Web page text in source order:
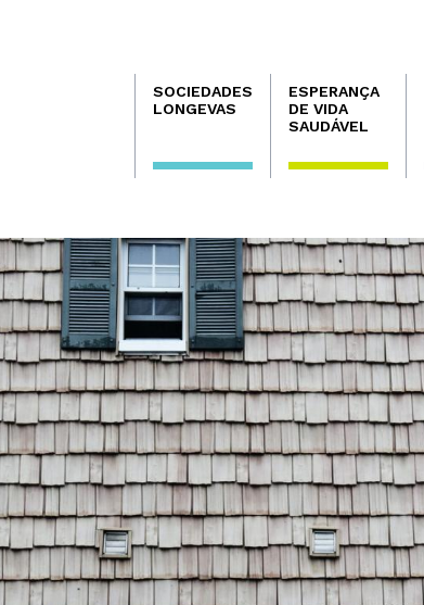
Navegación
principal
SOCIEDADES
LONGEVAS
ESPERANÇA
DE VIDA
SAUDÁVEL